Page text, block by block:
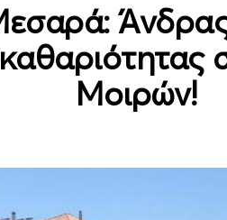
Μοιρών!